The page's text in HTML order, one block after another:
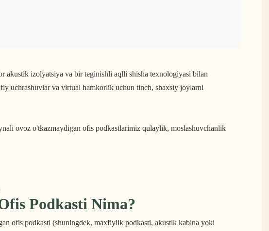
akustik izolyatsiya va bir teginishli aqlli shisha texnologiyasi bilan
uchrashuvlar va virtual hamkorlik uchun tinch, shaxsiy joylarni
ovoz o'tkazmaydigan ofis podkastlarimiz qulaylik, moslashuvchanlik
Podkasti Nima?
ofis podkasti (shuningdek, maxfiylik podkasti, akustik kabina yoki